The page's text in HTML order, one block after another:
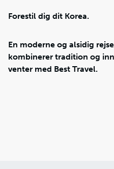
Forestil dig dit Korea.
En moderne og alsidig
kombinerer tradition og
venter med Best Travel.